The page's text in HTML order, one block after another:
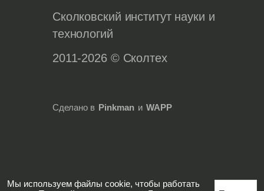
Сколковский институт науки и
технологий
2011-2026 © Сколтех
Сделано в Pinkman и WAPP
Мы используем файлы cookie, чтобы работать